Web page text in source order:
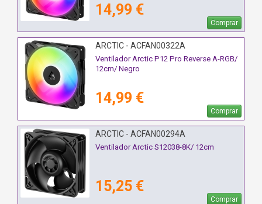
14,99 €
Comprar
ARCTIC - ACFAN00322A
Ventilador Arctic P12 Pro Reverse A-RGB/
12cm/ Negro
14,99 €
Comprar
ARCTIC - ACFAN00294A
Ventilador Arctic S12038-8K/ 12cm
15,25 €
Comprar